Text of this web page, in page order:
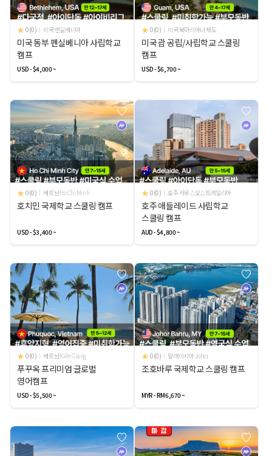
0(0) 미국 펜실베니아
미국 동부 펜실베니아 사립학교
캠프
USD - $4,000 ~
0(0) 미국 북마리아나 제도
미국 괌 공립/사립학교 스쿨링
캠프
USD - $6,700 ~
A+
0(0) 베트남 Ho Chi Minh
호치민 국제학교 스쿨링 캠프
USD - $3,400 ~
A+
0(0) 호주 사우스오스트레일리아
호주 애들레이드 사립학교
스쿨링 캠프
AUD - $4,800 ~
A+
0(0) 베트남 Kiên Giang
푸꾸옥 프리미엄 글로벌
영어캠프
USD - $5,500 ~
A+
0(0) 말레이시아 Johor
조호바루 국제학교 스쿨링 캠프
MYR - RM6,670 ~
A+ A+